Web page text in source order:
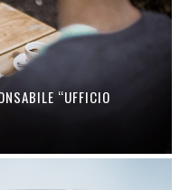
“UFFICIO